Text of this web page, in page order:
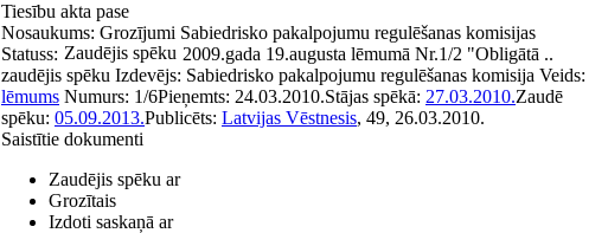
Tiesību akta pase
Nosaukums: Grozījumi Sabiedrisko pakalpojumu regulēšanas komisijas
2009.gada 19.augusta lēmumā Nr.1/2 "Obligātā ..
Statuss: Zaudējis spēku
zaudējis spēku Izdevējs: Sabiedrisko pakalpojumu regulēšanas komisija Veids:
lēmums Numurs: 1/6Pieņemts: 24.03.2010.Stājas spēkā: 27.03.2010.Zaudē
spēku: 05.09.2013.Publicēts: Latvijas Vēstnesis, 49, 26.03.2010.
Saistītie dokumenti
Zaudējis spēku ar
Grozītais
Izdoti saskaņā ar